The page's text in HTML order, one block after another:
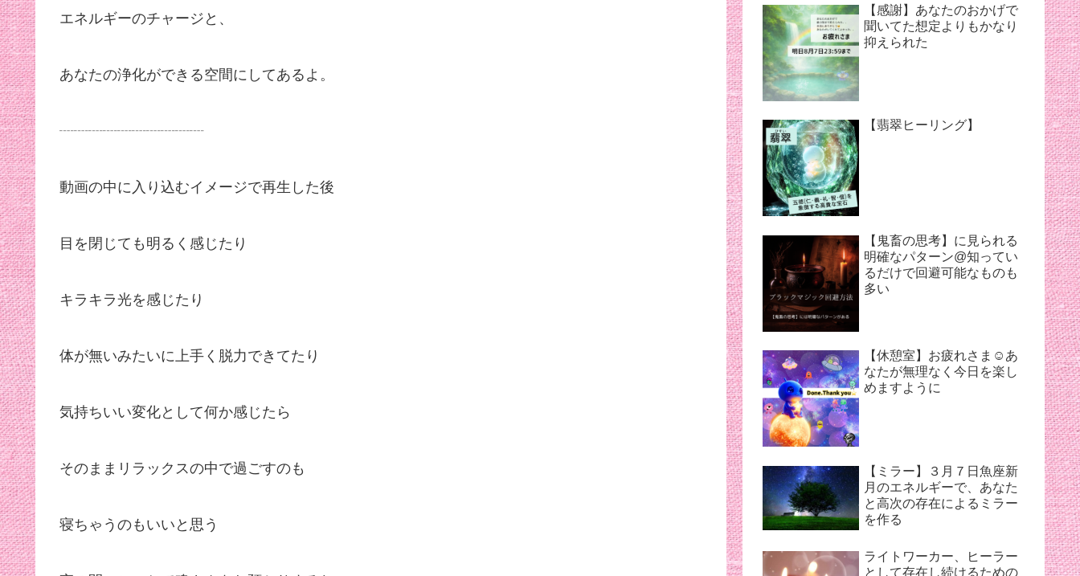
エネルギーのチャージと、
あなたの浄化ができる空間にしてあるよ。
┈┈┈┈┈┈┈┈┈┈
動画の中に入り込むイメージで再生した後
目を閉じても明るく感じたり
キラキラ光を感じたり
体が無いみたいに上手く脱力できてたり
気持ちいい変化として何か感じたら
そのままリラックスの中で過ごすのも
寝ちゃうのもいいと思う
【感謝】あなたのおかげで
聞いてた想定よりもかなり
抑えられた
【翡翠ヒーリング】
【鬼畜の思考】に見られる
明確なパターン@知ってい
るだけで回避可能なものも
多い
【休憩室】お疲れさま☺︎あ
なたが無理なく今日を楽し
めますように
【ミラー】３月７日魚座新
月のエネルギーで、あなた
と高次の存在によるミラー
を作る
ライトワーカー、ヒーラー
として存在し続けるための